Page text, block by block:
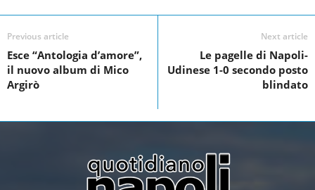
e
b
o
o
er e
n
e
Previous article
Esce “Antologia d’amore”,
il nuovo album di Mico
Argirò
Next article
Le pagelle di Napoli-
Udinese 1-0 secondo posto
blindato